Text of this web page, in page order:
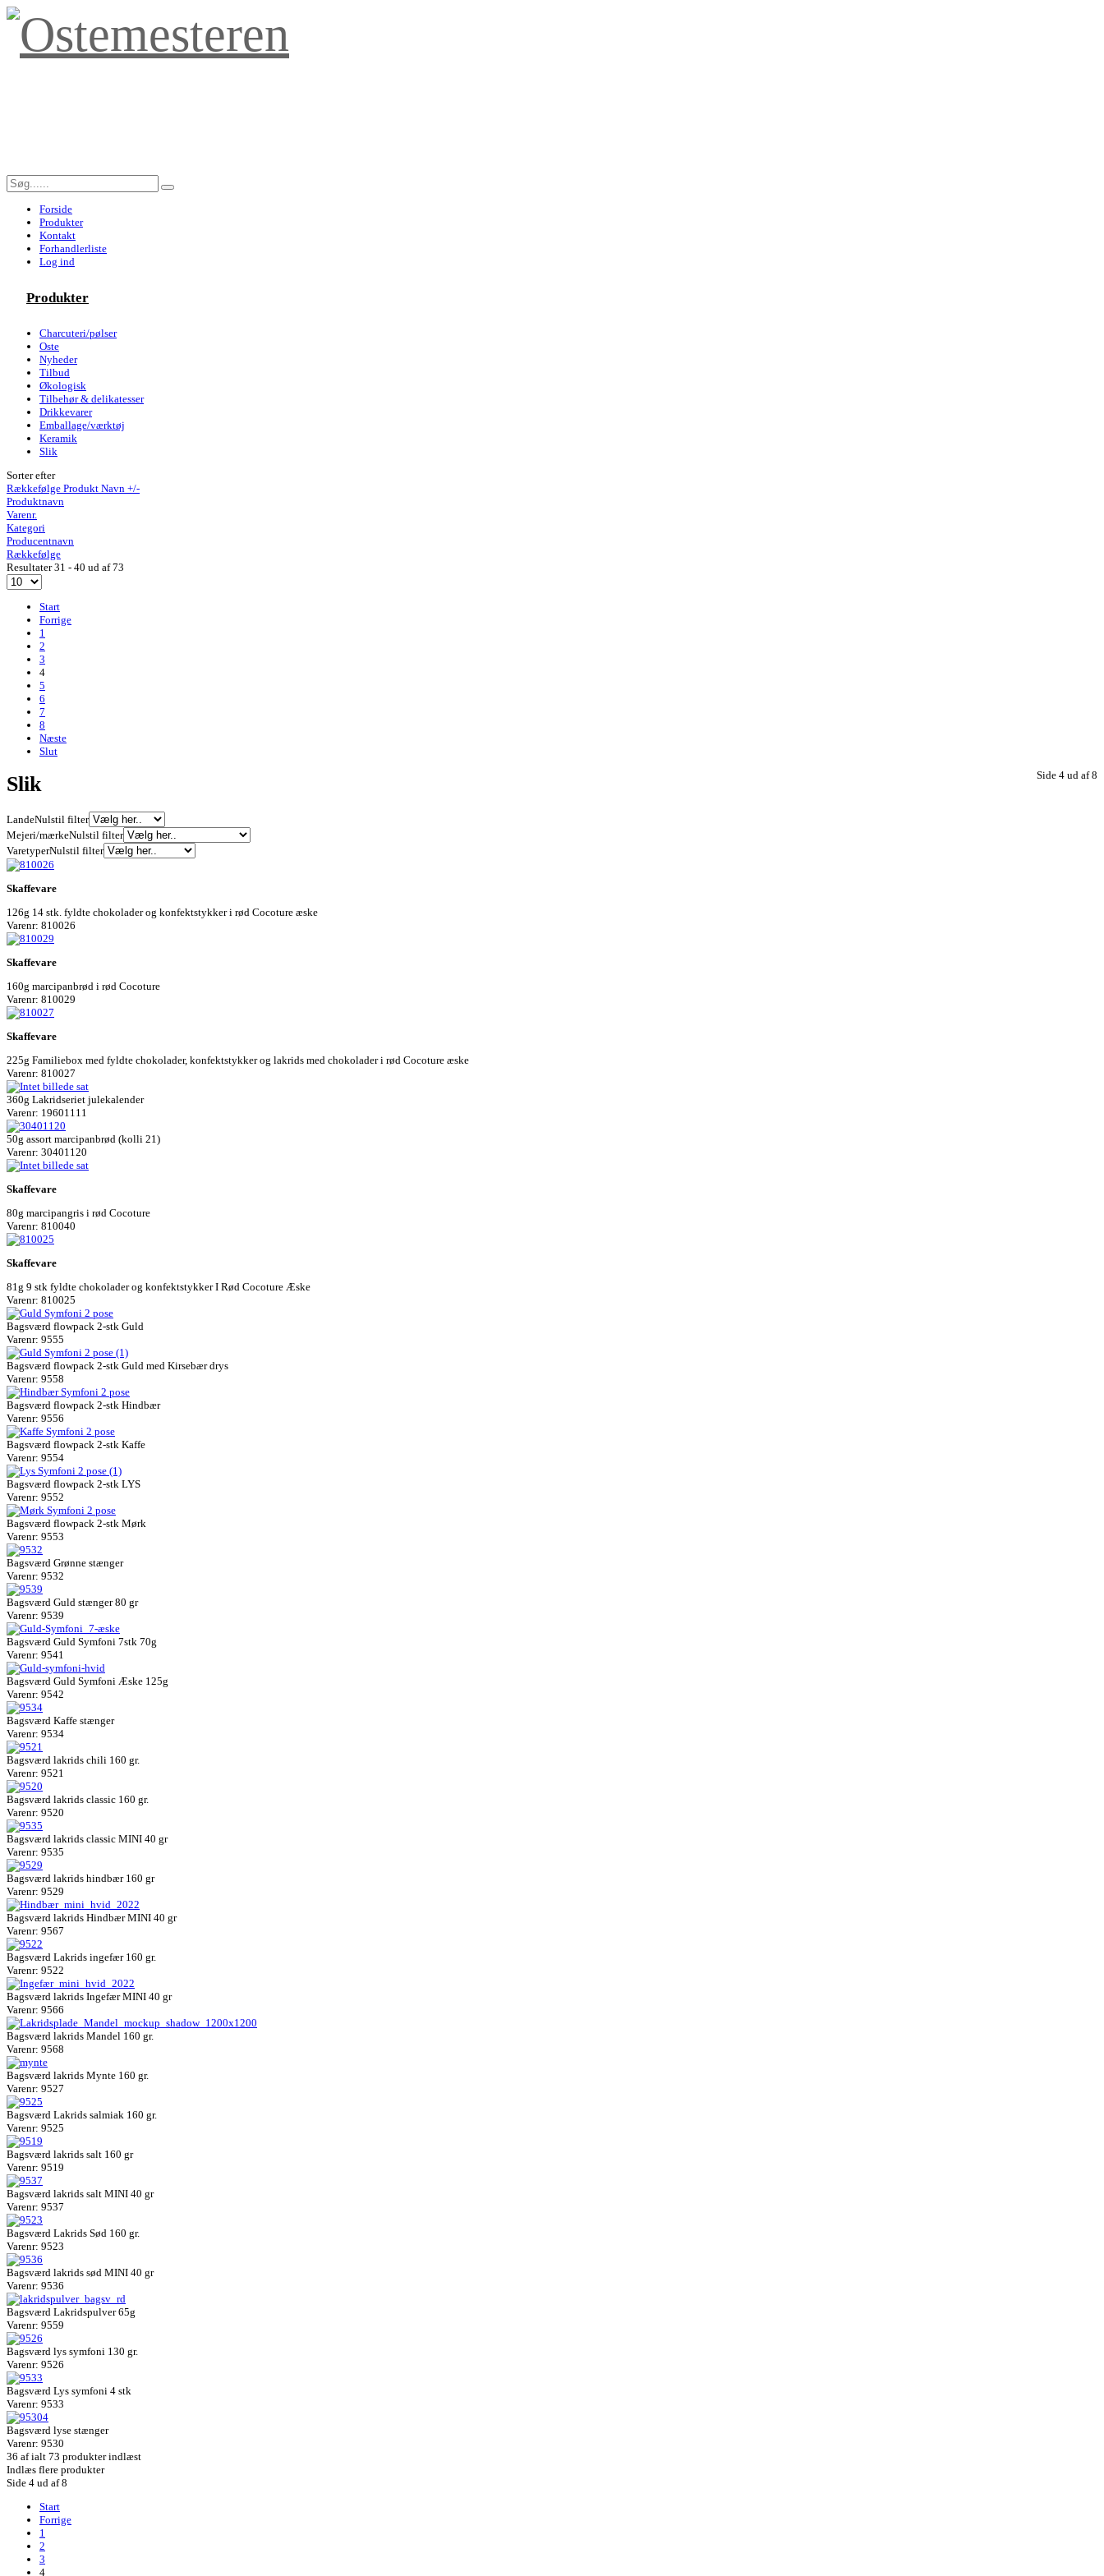
Forside
Produkter
Kontakt
Forhandlerliste
Log ind
Produkter
Charcuteri/pølser
Oste
Nyheder
Tilbud
Økologisk
Tilbehør & delikatesser
Drikkevarer
Emballage/værktøj
Keramik
Slik
Sorter efter
Rækkefølge Produkt Navn +/-
Produktnavn
Varenr.
Kategori
Producentnavn
Rækkefølge
Resultater 31 - 40 ud af 73
Start
Forrige
1
2
3
4
5
6
7
8
Næste
Slut
Side 4 ud af 8
Slik
LandeNulstil filter
Mejeri/mærkeNulstil filter
VaretyperNulstil filter
Skaffevare
126g 14 stk. fyldte chokolader og konfektstykker i rød Cocoture æske
Varenr: 810026
Skaffevare
160g marcipanbrød i rød Cocoture
Varenr: 810029
Skaffevare
225g Familiebox med fyldte chokolader, konfektstykker og lakrids med chokolader i rød Cocoture æske
Varenr: 810027
360g Lakridseriet julekalender
Varenr: 19601111
50g assort marcipanbrød (kolli 21)
Varenr: 30401120
Skaffevare
80g marcipangris i rød Cocoture
Varenr: 810040
Skaffevare
81g 9 stk fyldte chokolader og konfektstykker I Rød Cocoture Æske
Varenr: 810025
Bagsværd flowpack 2-stk Guld
Varenr: 9555
Bagsværd flowpack 2-stk Guld med Kirsebær drys
Varenr: 9558
Bagsværd flowpack 2-stk Hindbær
Varenr: 9556
Bagsværd flowpack 2-stk Kaffe
Varenr: 9554
Bagsværd flowpack 2-stk LYS
Varenr: 9552
Bagsværd flowpack 2-stk Mørk
Varenr: 9553
Bagsværd Grønne stænger
Varenr: 9532
Bagsværd Guld stænger 80 gr
Varenr: 9539
Bagsværd Guld Symfoni 7stk 70g
Varenr: 9541
Bagsværd Guld Symfoni Æske 125g
Varenr: 9542
Bagsværd Kaffe stænger
Varenr: 9534
Bagsværd lakrids chili 160 gr.
Varenr: 9521
Bagsværd lakrids classic 160 gr.
Varenr: 9520
Bagsværd lakrids classic MINI 40 gr
Varenr: 9535
Bagsværd lakrids hindbær 160 gr
Varenr: 9529
Bagsværd lakrids Hindbær MINI 40 gr
Varenr: 9567
Bagsværd Lakrids ingefær 160 gr.
Varenr: 9522
Bagsværd lakrids Ingefær MINI 40 gr
Varenr: 9566
Bagsværd lakrids Mandel 160 gr.
Varenr: 9568
Bagsværd lakrids Mynte 160 gr.
Varenr: 9527
Bagsværd Lakrids salmiak 160 gr.
Varenr: 9525
Bagsværd lakrids salt 160 gr
Varenr: 9519
Bagsværd lakrids salt MINI 40 gr
Varenr: 9537
Bagsværd Lakrids Sød 160 gr.
Varenr: 9523
Bagsværd lakrids sød MINI 40 gr
Varenr: 9536
Bagsværd Lakridspulver 65g
Varenr: 9559
Bagsværd lys symfoni 130 gr.
Varenr: 9526
Bagsværd Lys symfoni 4 stk
Varenr: 9533
Bagsværd lyse stænger
Varenr: 9530
36 af ialt 73 produkter indlæst
Indlæs flere produkter
Side 4 ud af 8
Start
Forrige
1
2
3
4